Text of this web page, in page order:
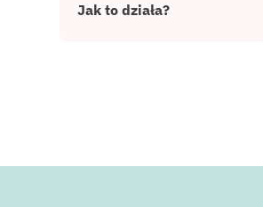
Jak to działa?